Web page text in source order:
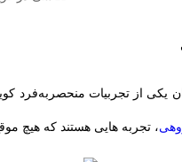
یکی از تجربیات
، تجربه‌ هایی هستند که هیچ